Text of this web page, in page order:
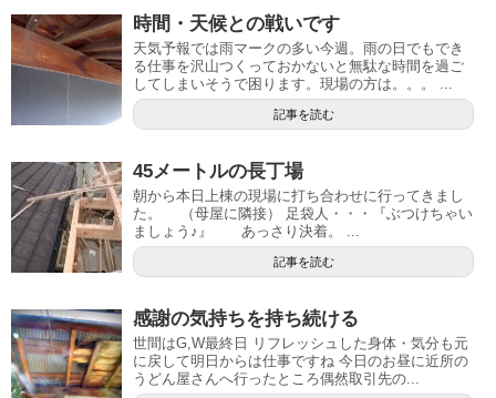
時間・天候との戦いです
天気予報では雨マークの多い今週。雨の日でもでき
る仕事を沢山つくっておかないと無駄な時間を過ご
してしまいそうで困ります。現場の方は。。。 ...
記事を読む
45メートルの長丁場
朝から本日上棟の現場に打ち合わせに行ってきまし
た。 （母屋に隣接） 足袋人・・・『ぶつけちゃい
ましょう♪』 あっさり決着。 ...
記事を読む
感謝の気持ちを持ち続ける
世間はG,W最終日 リフレッシュした身体・気分も元
に戻して明日からは仕事ですね 今日のお昼に近所の
うどん屋さんへ行ったところ偶然取引先の...